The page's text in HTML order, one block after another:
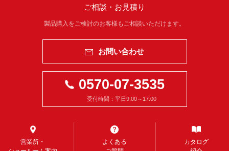
ご相談・お見積り
製品購入をご検討のお客様もご相談いただけます。
お問い合わせ
0570-07-3535
受付時間：平日9:00～17:00
営業所・
よくある
カタログ